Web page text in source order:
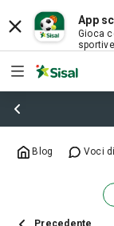
App
Gioca
Blog Voci
Precedente